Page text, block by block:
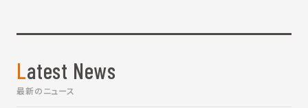
Latest News
最新のニュース